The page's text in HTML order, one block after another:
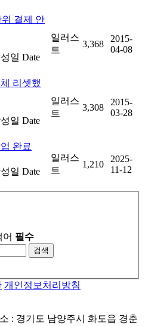
결제 안
일 Date
일러스
트
3,368
2015-
04-08
리셋했
일 Date
일러스
트
3,308
2015-
03-28
완료
일 Date
일러스
트
1,210
2025-
11-12
어 필수
검색
개인정보처리방침
: 경기도 남양주시 화도읍 경춘